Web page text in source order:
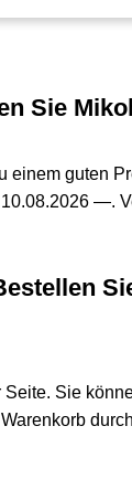
Sie
einem guten
—.
Sie